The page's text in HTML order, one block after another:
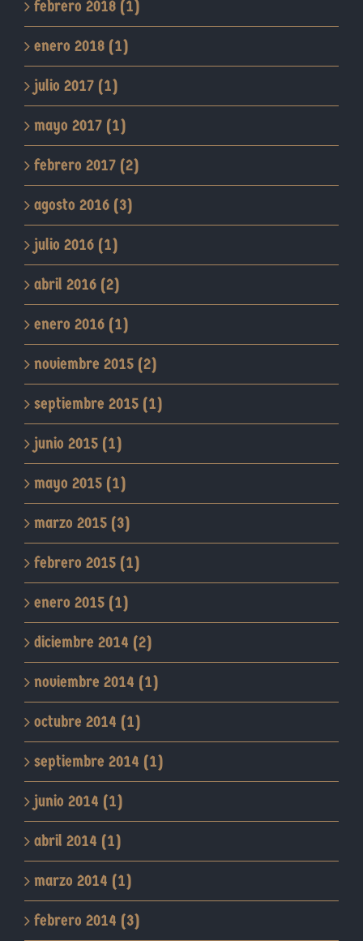
febrero 2018 (1)
enero 2018 (1)
julio 2017 (1)
mayo 2017 (1)
febrero 2017 (2)
agosto 2016 (3)
julio 2016 (1)
abril 2016 (2)
enero 2016 (1)
noviembre 2015 (2)
septiembre 2015 (1)
junio 2015 (1)
mayo 2015 (1)
marzo 2015 (3)
febrero 2015 (1)
enero 2015 (1)
diciembre 2014 (2)
noviembre 2014 (1)
octubre 2014 (1)
septiembre 2014 (1)
junio 2014 (1)
abril 2014 (1)
marzo 2014 (1)
febrero 2014 (3)